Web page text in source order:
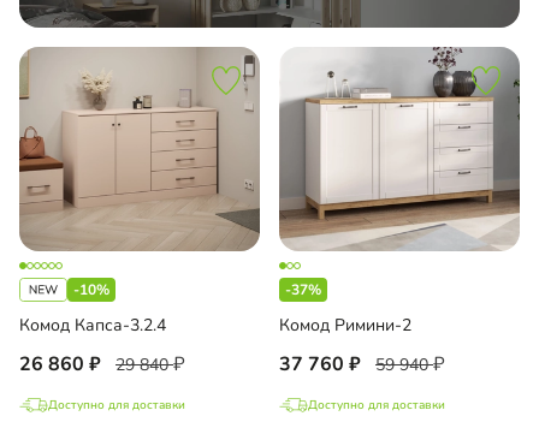
-10%
Комод Капса-3.2.4
26 860 29 840
Доступно для доставки
-37%
Комод Римини-2
37 760 59 940
Доступно для доставки